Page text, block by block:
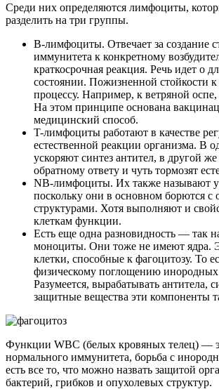
Среди них определяются лимфоциты,
разделить на три группы.
B-лимфоциты. Отвечает за создание
иммунитета к конкретному
краткосрочная реакция. Речь идет о
состоянии. Пожизненной стойкости к
процессу. Например, к ветряной
На этом принципе основана
медицинский способ.
T-лимфоциты работают в качестве
естественной реакции организма. В
ускоряют синтез антител, в другой
обратному ответу и чуть тормозят
NB-лимфоциты. Их также называют
поскольку они в основном борются с
структурами. Хотя выполняют и
клеткам функции.
Есть еще одна разновидность — так
моноциты. Они тоже не имеют ядра.
клетки, способные к фагоцитозу. То
физическому поглощению инородных
Разумеется, вырабатывать антитела,
защитные вещества эти компоненты
Функции WBC (белых кровяных телец) —
нормального иммунитета, борьба с
есть все то, что можно назвать защитой
бактерий, грибков и опухолевых структур.